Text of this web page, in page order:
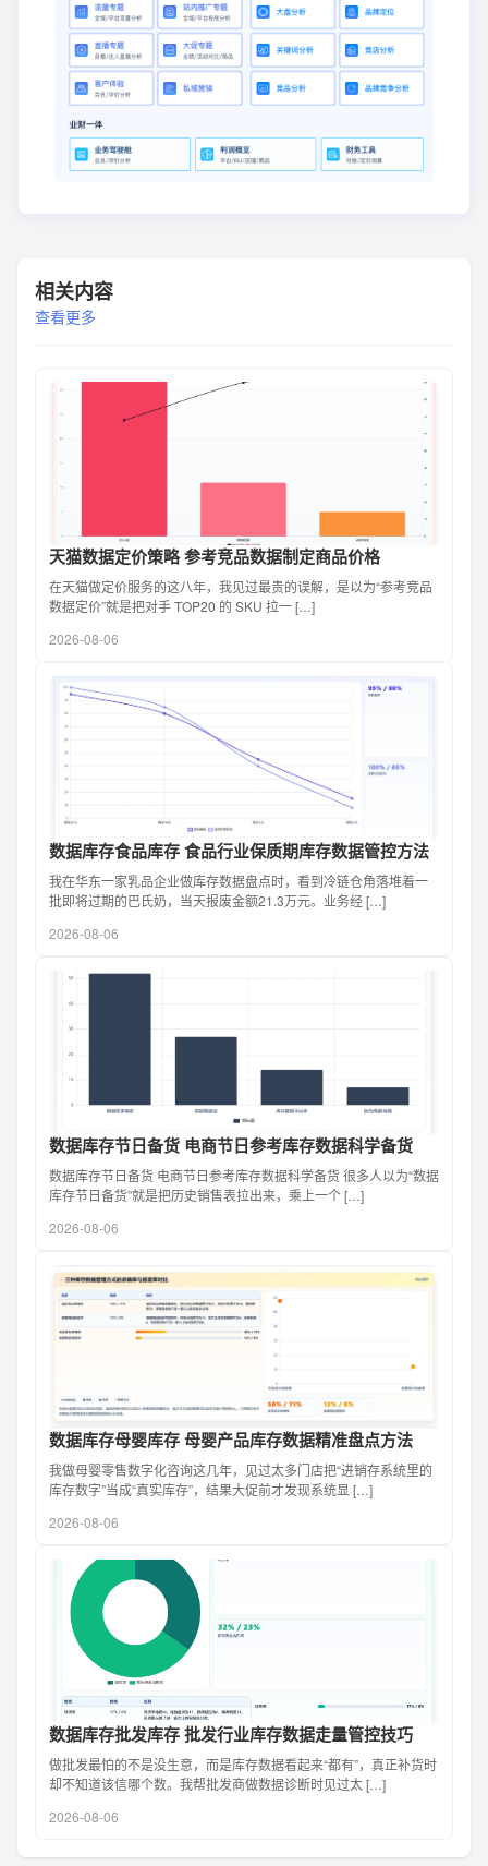
相关内容
查看更多
天猫数据定价策略 参考竞品数据制定商品价格
在天猫做定价服务的这八年，我见过最贵的误解，是以为“参考竞品
数据定价”就是把对手 TOP20 的 SKU 拉一 […]
2026-08-06
数据库存食品库存 食品行业保质期库存数据管控方法
我在华东一家乳品企业做库存数据盘点时，看到冷链仓角落堆着一
批即将过期的巴氏奶，当天报废金额21.3万元。业务经 […]
2026-08-06
数据库存节日备货 电商节日参考库存数据科学备货
数据库存节日备货 电商节日参考库存数据科学备货 很多人以为“数据
库存节日备货”就是把历史销售表拉出来，乘上一个 […]
2026-08-06
数据库存母婴库存 母婴产品库存数据精准盘点方法
我做母婴零售数字化咨询这几年，见过太多门店把“进销存系统里的
库存数字”当成“真实库存”，结果大促前才发现系统显 […]
2026-08-06
数据库存批发库存 批发行业库存数据走量管控技巧
做批发最怕的不是没生意，而是库存数据看起来“都有”，真正补货时
却不知道该信哪个数。我帮批发商做数据诊断时见过太 […]
2026-08-06